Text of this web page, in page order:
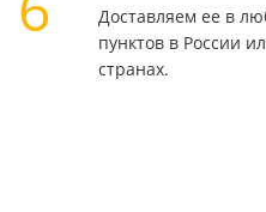
Доставляем ее в
пунктов в России
странах.